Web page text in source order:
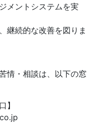
メントシステムを実
継続的な改善を図りま
情・相談は、以下の窓
】